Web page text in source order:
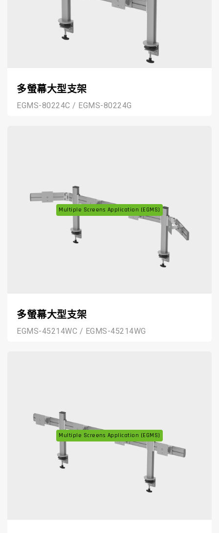
多螢幕大型支架
EGMS-80224C / EGMS-80224G
Multiple Screens Application (EGMS)
多螢幕大型支架
EGMS-45214WC / EGMS-45214WG
Multiple Screens Application (EGMS)